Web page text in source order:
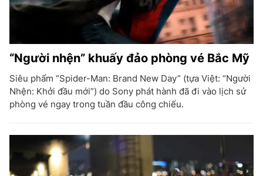
“Người nhện” khuấy đảo phòng vé Bắc Mỹ
Siêu phẩm “Spider-Man: Brand New Day” (tựa Việt: “Người
Nhện: Khởi đầu mới”) do Sony phát hành đã đi vào lịch sử
phòng vé ngay trong tuần đầu công chiếu.